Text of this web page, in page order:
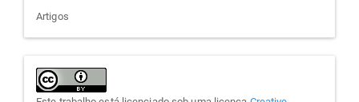
Artigos